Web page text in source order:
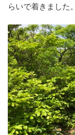
らいで着きました。